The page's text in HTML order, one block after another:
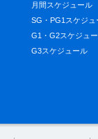
月間スケジュール
SG・PG1スケジュ
G1・G2スケジュ
G3スケジュール